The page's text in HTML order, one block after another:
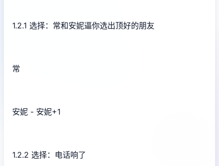
1.2.1 选择：常和安妮逼你选出顶好的朋友
常
安妮 - 安妮+1
1.2.2 选择：电话响了